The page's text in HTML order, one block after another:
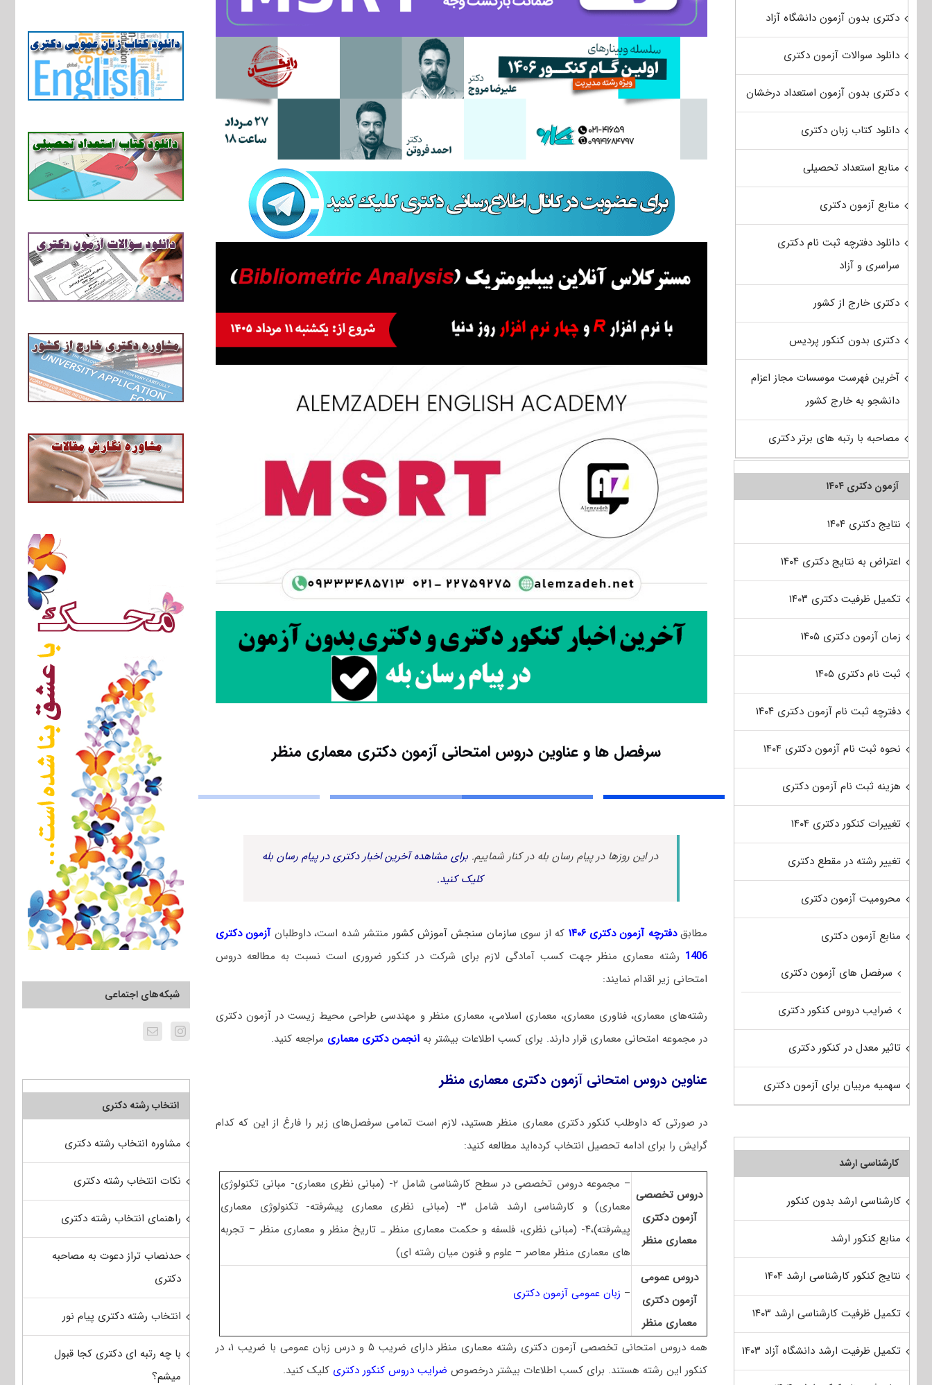
سرفصل ها و عناوین دروس امتحانی آزمون دکتری معماری منظر
در این روزها در پیام رسان بله در کنار شماییم. برای مشاهده آخرین اخبار دکتری در پیام رسان بله
کلیک کنید.
مطابق دفترچه آزمون دکتری ۱۴۰۶ که از سوی سازمان سنجش آموزش کشور منتشر شده است، داوطلبان آزمون دکتری
1406 رشته معماری منظر جهت کسب آمادگی لازم برای شرکت در کنکور ضروری است نسبت به مطالعه دروس
امتحانی زیر اقدام نمایند:
رشته‌های معماری، فناوری معماری، معماری اسلامی، معماری منظر و مهندسی طراحی محیط زیست در آزمون دکتری
در مجموعه امتحانی معماری قرار دارند. برای کسب اطلاعات بیشتر به انجمن دکتری معماری مراجعه کنید.
عناوین دروس امتحانی آزمون دکتری معماری منظر
در صورتی که داوطلب کنکور دکتری معماری منظر هستید، لازم است تمامی سرفصل‌های زیر را فارغ از این که کدام
گرایش را برای ادامه تحصیل انتخاب کرده‌اید مطالعه کنید:
دروس تخصصی
آزمون دکتری
معماری منظر
– مجموعه دروس تخصصی در سطح کارشناسی شامل ۲- (مبانی نظری معماری- مبانی تکنولوژی
معماری) و کارشناسی ارشد شامل ۳- (مبانی نظری معماری پیشرفته- تکنولوژی معماری
پیشرفته)،۴- (مبانی نظری، فلسفه و حکمت معماری منظر ـ تاریخ منظر و معماری منظر – تجربه
های معماری منظر معاصر – علوم و فنون میان رشته ای)
دروس عمومی
آزمون دکتری
معماری منظر
– زبان عمومی آزمون دکتری
همه دروس امتحانی تخصصی آزمون دکتری رشته معماری منظر
دارای ضریب ۵ و درس زبان عمومی با ضریب ۱، در
کنکور این رشته هستند. برای کسب اطلاعات بیشتر درخصوص ضرایب دروس کنکور دکتری کلیک کنید.
شبکه‌های اجتماعی
انتخاب رشته دکتری
مشاوره انتخاب رشته دکتری
نکات انتخاب رشته دکتری
راهنمای انتخاب رشته دکتری
حدنصاب تراز دعوت به مصاحبه
دکتری
انتخاب رشته دکتری پیام نور
با چه رتبه ای دکتری کجا قبول
میشم؟
دکتری بدون آزمون دانشگاه آزاد
دانلود سوالات آزمون دکتری
دکتری بدون آزمون استعداد درخشان
دانلود کتاب زبان دکتری
منابع استعداد تحصیلی
منابع آزمون دکتری
دانلود دفترچه ثبت نام دکتری
سراسری و آزاد
دکتری خارج از کشور
دکتری بدون کنکور پردیس
آخرین فهرست موسسات مجاز اعزام
دانشجو به خارج کشور
مصاحبه با رتبه های برتر دکتری
آزمون دکتری ۱۴۰۴
نتایج دکتری ۱۴۰۴
اعتراض به نتایج دکتری ۱۴۰۴
تکمیل ظرفیت دکتری ۱۴۰۳
زمان آزمون دکتری ۱۴۰۵
ثبت نام دکتری ۱۴۰۵
دفترچه ثبت نام آزمون دکتری ۱۴۰۴
نحوه ثبت نام آزمون دکتری ۱۴۰۴
هزینه ثبت نام آزمون دکتری
تغییرات کنکور دکتری ۱۴۰۴
تغییر رشته در مقطع دکتری
محرومیت آزمون دکتری
منابع آزمون دکتری
سرفصل های آزمون دکتری
ضرایب دروس کنکور دکتری
تاثیر معدل در کنکور دکتری
سهمیه مربیان برای آزمون دکتری
کارشناسی ارشد
کارشناسی ارشد بدون کنکور
منابع کنکور ارشد
نتایج کنکور کارشناسی ارشد ۱۴۰۴
تکمیل ظرفیت کارشناسی ارشد ۱۴۰۳
تکمیل ظرفیت ارشد دانشگاه آزاد ۱۴۰۳